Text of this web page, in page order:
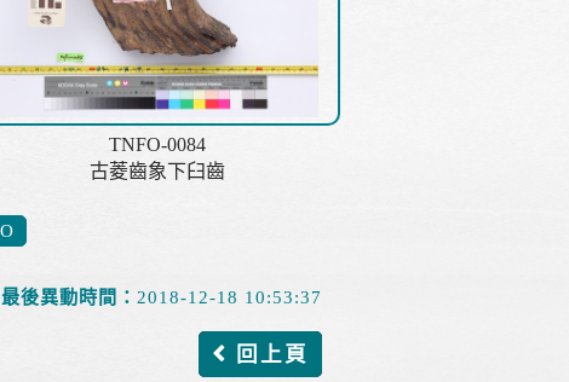
TNFO-0084
古菱齒象下臼齒
最後異動時間： 2018-12-18 10:53:37
回上頁